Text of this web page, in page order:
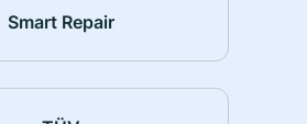
Smart Repair